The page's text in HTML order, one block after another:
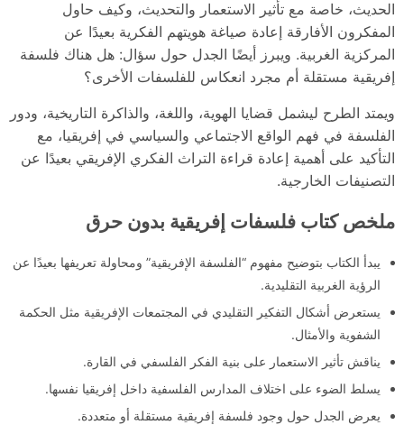
الحديث، خاصة مع تأثير الاستعمار والتحديث، وكيف حاول
المفكرون الأفارقة إعادة صياغة هويتهم الفكرية بعيدًا عن
المركزية الغربية. ويبرز أيضًا الجدل حول سؤال: هل هناك فلسفة
إفريقية مستقلة أم مجرد انعكاس للفلسفات الأخرى؟
ويمتد الطرح ليشمل قضايا الهوية، واللغة، والذاكرة التاريخية، ودور
الفلسفة في فهم الواقع الاجتماعي والسياسي في إفريقيا، مع
التأكيد على أهمية إعادة قراءة التراث الفكري الإفريقي بعيدًا عن
التصنيفات الخارجية.
ملخص كتاب فلسفات إفريقية بدون حرق
يبدأ الكتاب بتوضيح مفهوم “الفلسفة الإفريقية” ومحاولة تعريفها بعيدًا عن
الرؤية الغربية التقليدية.
يستعرض أشكال التفكير التقليدي في المجتمعات الإفريقية مثل الحكمة
الشفوية والأمثال.
يناقش تأثير الاستعمار على بنية الفكر الفلسفي في القارة.
يسلط الضوء على اختلاف المدارس الفلسفية داخل إفريقيا نفسها.
يعرض الجدل حول وجود فلسفة إفريقية مستقلة أو متعددة.